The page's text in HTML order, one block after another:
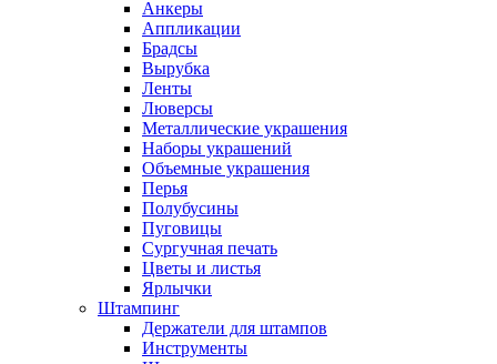
Анкеры
Аппликации
Брадсы
Вырубка
Ленты
Люверсы
Металлические украшения
Наборы украшений
Объемные украшения
Перья
Полубусины
Пуговицы
Сургучная печать
Цветы и листья
Ярлычки
Штампинг
Держатели для штампов
Инструменты